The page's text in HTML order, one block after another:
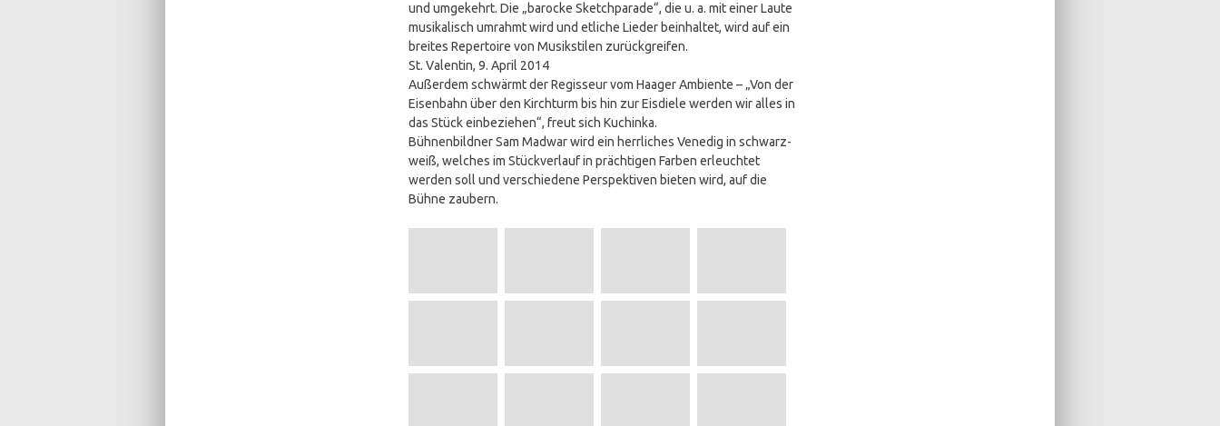
und umgekehrt. Die „barocke Sketchparade“, die u. a. mit einer Laute
musikalisch umrahmt wird und etliche Lieder beinhaltet, wird auf ein
breites Repertoire von Musikstilen zurückgreifen.
St. Valentin, 9. April 2014
Außerdem schwärmt der Regisseur vom Haager Ambiente – „Von der
Eisenbahn über den Kirchturm bis hin zur Eisdiele werden wir alles in
das Stück einbeziehen“, freut sich Kuchinka.
Bühnenbildner Sam Madwar wird ein herrliches Venedig in schwarz-
weiß, welches im Stückverlauf in prächtigen Farben erleuchtet
werden soll und verschiedene Perspektiven bieten wird, auf die
Bühne zaubern.